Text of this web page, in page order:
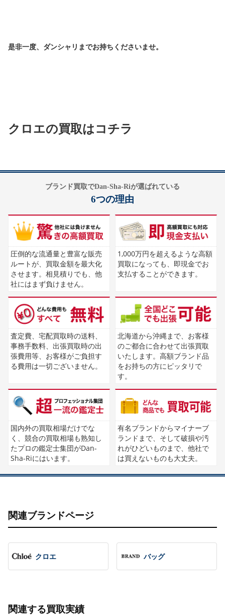
是非一度、ダンシャリまでお持ちくださいませ。
クロエの買取はコチラ
ブランド買取でDan-Sha-Riが選ばれている
6つの理由
圧倒的な流通量と豊富な販売
ルートが、買取金額を最大化
させます。相見積りでも、他
社にはまず負けません。
1,000万円を超えるような高額
買取になっても、即現金でお
支払することができます。
査定費、宅配買取時の送料、
事務手数料、出張買取時の出
張費用等、お客様がご負担す
る費用は一切ございません。
北海道から沖縄まで、お客様
のご都合に合わせて出張買取
いたします。高額ブランド品
をお持ちの方にピッタリで
す。
国内外の買取相場だけでな
く、競合の買取相場も熟知し
たプロの鑑定士集団がDan-
Sha-Riにはいます。
有名ブランドからマイナーブ
ランドまで、そして破損や汚
れがひどいものまで、他社で
は買えないものも大丈夫。
関連ブランドページ
クロエ バッグ
関連する買取実績